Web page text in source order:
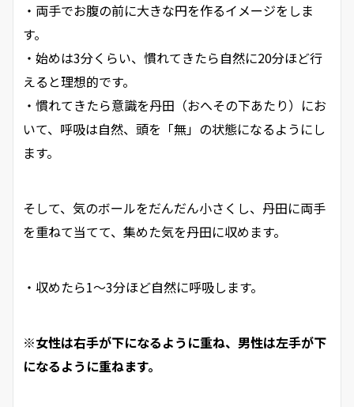
・両手でお腹の前に大きな円を作るイメージをしま
す。
・始めは3分くらい、慣れてきたら自然に20分ほど行
えると理想的です。
・慣れてきたら意識を丹田（おへその下あたり）にお
いて、呼吸は自然、頭を「無」の状態になるようにし
ます。
そして、気のボールをだんだん小さくし、丹田に両手
を重ねて当てて、集めた気を丹田に収めます。
・収めたら1～3分ほど自然に呼吸します。
※女性は右手が下になるように重ね、男性は左手が下
になるように重ねます。